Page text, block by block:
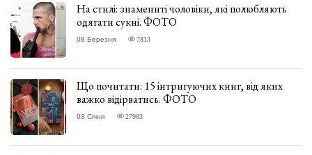
На стилі: знамениті чоловіки, які полюбляють
одягати сукні. ФОТО
08 Березня 7813
Що почитати: 15 інтригуючих книг, від яких
важко відірватись. ФОТО
03 Січня 27983